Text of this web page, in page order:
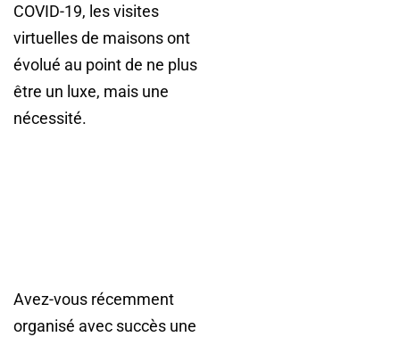
COVID-19, les visites
virtuelles de maisons ont
évolué au point de ne plus
être un luxe, mais une
nécessité.
Avez-vous récemment
organisé avec succès une